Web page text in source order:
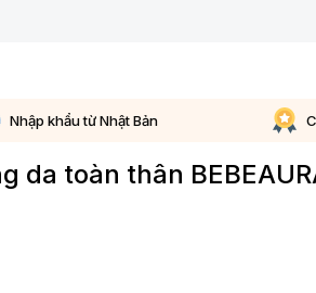
Nhập khẩu từ Nhật Bản
da toàn thân